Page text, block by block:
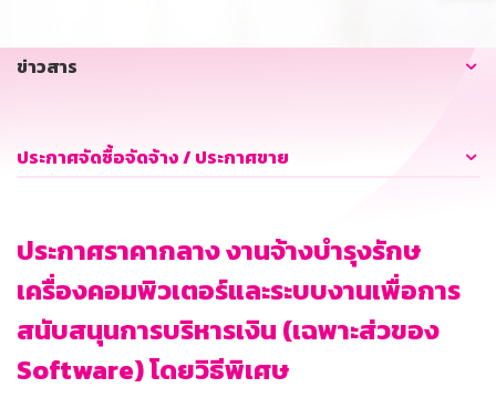
ข่าวสาร
ประกาศจัดซื้อจัดจ้าง / ประกาศขาย
ประกาศราคากลาง งานจ้างบำรุงรักษ
เครื่องคอมพิวเตอร์และระบบงานเพื่อการ
สนับสนุนการบริหารเงิน (เฉพาะส่วของ
Software) โดยวิธีพิเศษ